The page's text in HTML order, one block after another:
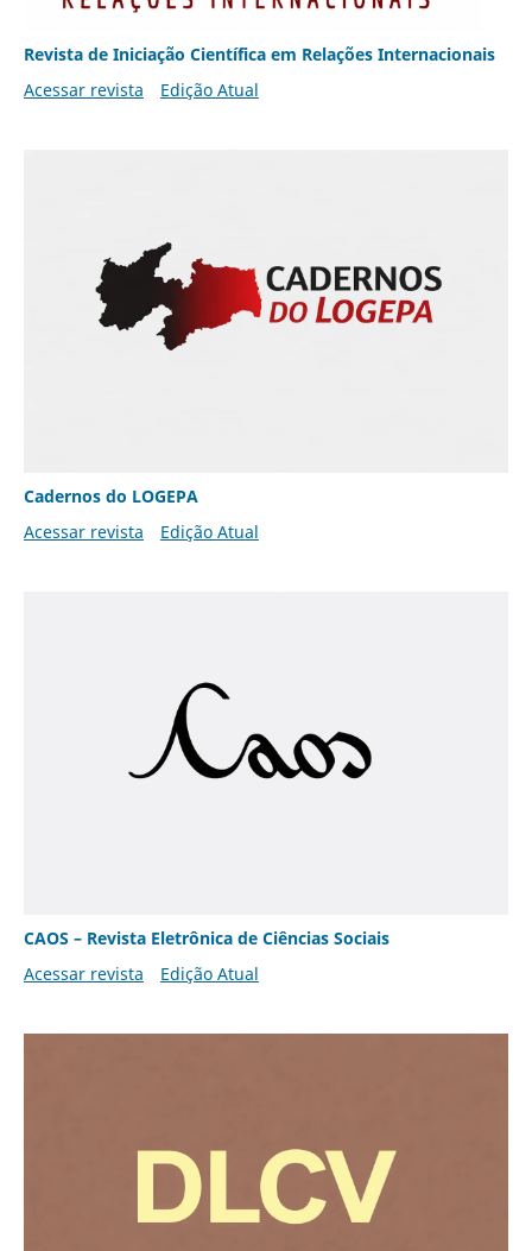
Revista de Iniciação Científica em Relações Internacionais
Acessar revista
Edição Atual
Cadernos do LOGEPA
Acessar revista
Edição Atual
CAOS – Revista Eletrônica de Ciências Sociais
Acessar revista
Edição Atual